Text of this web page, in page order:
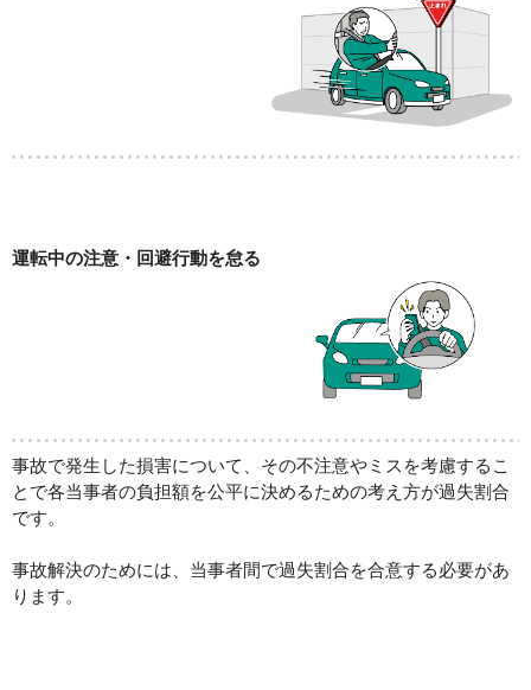
運転中の注意・回避行動を怠る
事故で発生した損害について、その不注意やミスを考慮するこ
とで各当事者の負担額を公平に決めるための考え方が過失割合
です。
事故解決のためには、当事者間で過失割合を合意する必要があ
ります。